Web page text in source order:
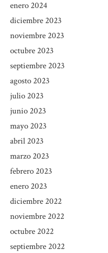
enero 2024
diciembre 2023
noviembre 2023
octubre 2023
septiembre 2023
agosto 2023
julio 2023
junio 2023
mayo 2023
abril 2023
marzo 2023
febrero 2023
enero 2023
diciembre 2022
noviembre 2022
octubre 2022
septiembre 2022